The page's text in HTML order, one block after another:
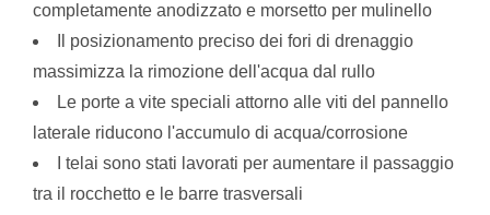
completamente anodizzato e morsetto per mulinello
Il posizionamento preciso dei fori di drenaggio
massimizza la rimozione dell'acqua dal rullo
Le porte a vite speciali attorno alle viti del pannello
laterale riducono l'accumulo di acqua/corrosione
I telai sono stati lavorati per aumentare il passaggio
tra il rocchetto e le barre trasversali